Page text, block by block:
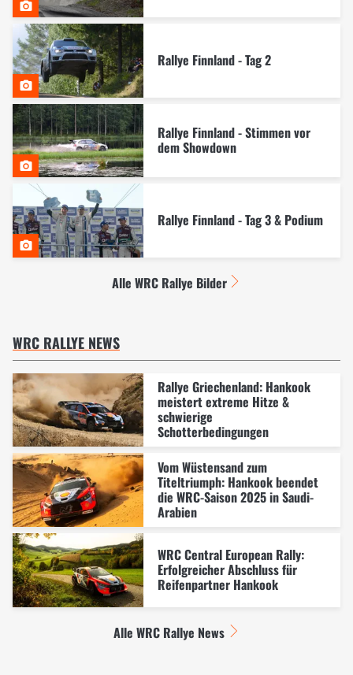
Rallye Finnland - Tag 2
Rallye Finnland - Stimmen vor
dem Showdown
Rallye Finnland - Tag 3 & Podium
Alle WRC Rallye Bilder
WRC RALLYE NEWS
Rallye Griechenland: Hankook
meistert extreme Hitze &
schwierige
Schotterbedingungen
Vom Wüstensand zum
Titeltriumph: Hankook beendet
die WRC-Saison 2025 in Saudi-
Arabien
WRC Central European Rally:
Erfolgreicher Abschluss für
Reifenpartner Hankook
Alle WRC Rallye News